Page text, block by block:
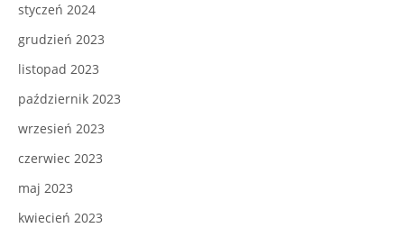
styczeń 2024
grudzień 2023
listopad 2023
październik 2023
wrzesień 2023
czerwiec 2023
maj 2023
kwiecień 2023